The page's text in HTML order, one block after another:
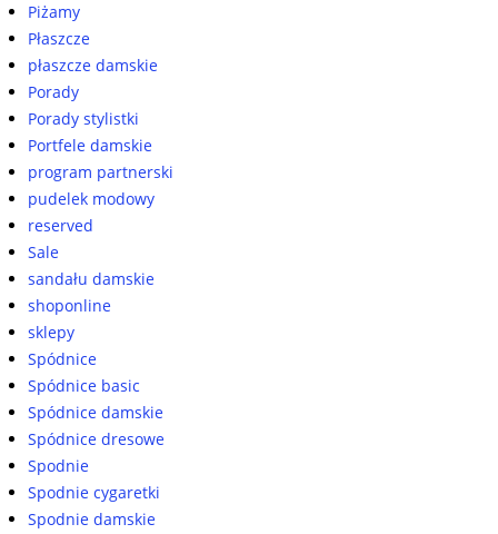
Piżamy
Płaszcze
płaszcze damskie
Porady
Porady stylistki
Portfele damskie
program partnerski
pudelek modowy
reserved
Sale
sandału damskie
shoponline
sklepy
Spódnice
Spódnice basic
Spódnice damskie
Spódnice dresowe
Spodnie
Spodnie cygaretki
Spodnie damskie